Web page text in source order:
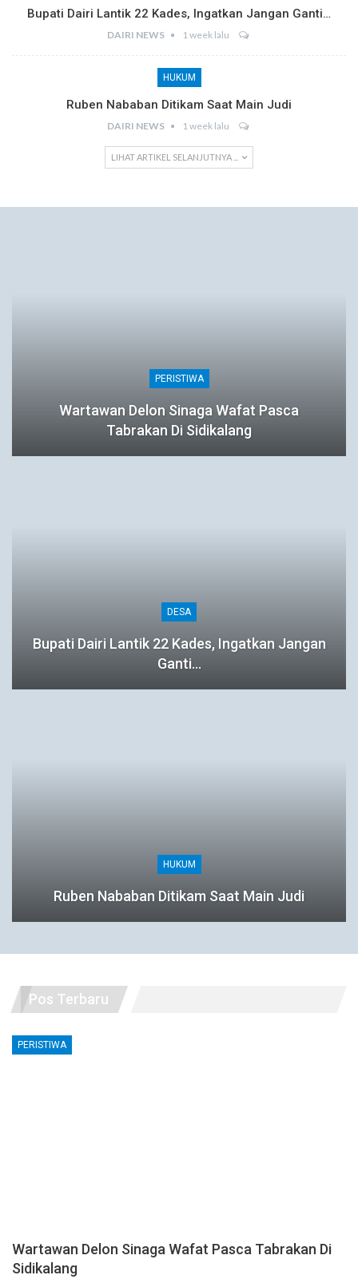
Bupati Dairi Lantik 22 Kades, Ingatkan Jangan Ganti…
DAIRI NEWS 1 week lalu
HUKUM
Ruben Nababan Ditikam Saat Main Judi
DAIRI NEWS 1 week lalu
LIHAT ARTIKEL SELANJUTNYA ...
PERISTIWA
Wartawan Delon Sinaga Wafat Pasca
Tabrakan Di Sidikalang
DESA
Bupati Dairi Lantik 22 Kades, Ingatkan Jangan
Ganti…
HUKUM
Ruben Nababan Ditikam Saat Main Judi
Pos Terbaru
PERISTIWA
Wartawan Delon Sinaga Wafat Pasca Tabrakan Di
Sidikalang